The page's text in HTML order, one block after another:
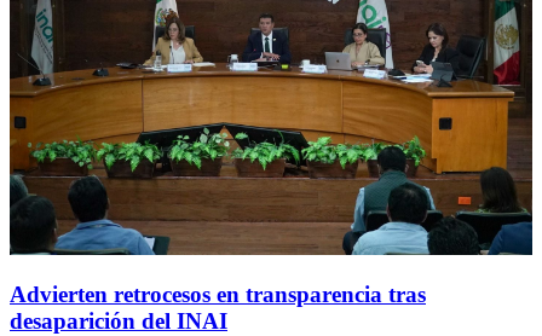
Advierten retrocesos en transparencia tras
desaparición del INAI